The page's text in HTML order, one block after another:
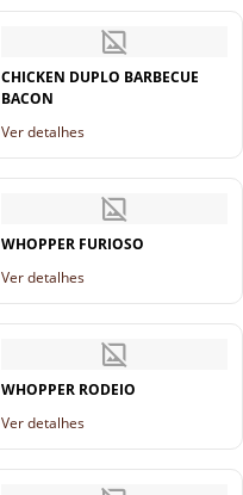
CHICKEN DUPLO BARBECUE
BACON
Ver detalhes
WHOPPER FURIOSO
Ver detalhes
WHOPPER RODEIO
Ver detalhes